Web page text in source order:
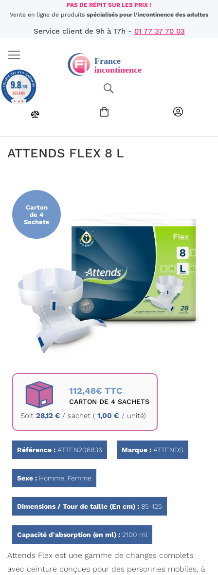
Aller
au
PAS DE RÉPIT SUR LES PRIX !
Vente en ligne de produits spécialisés pour l’incontinence des adultes
Service client de 9h à 17h - 01 77 37 70 03
ATTENDS FLEX 8 L
fin
de
galerie
Carton
de 4
Sachets
Passer
Galerie
112,48€ TTC
CARTON DE 4 SACHETS
Soit 28,12 € / sachet ( 1,00 € / unité)
Référence : ATTEN206836 Marque : ATTENDS
Sexe : Homme, Femme
Dimensions / Tour de taille (En cm) : 85-125
Capacité d'absorption (en ml) : 2100 ml
Attends Flex est une gamme de changes complets
avec ceinture conçues pour des personnes mobiles, à
9.8/10
353 AVIS